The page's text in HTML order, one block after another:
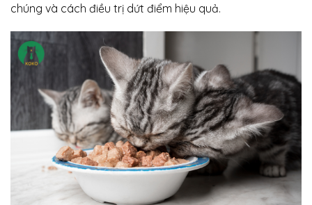
chúng và cách điều trị dứt điểm hiệu quả.